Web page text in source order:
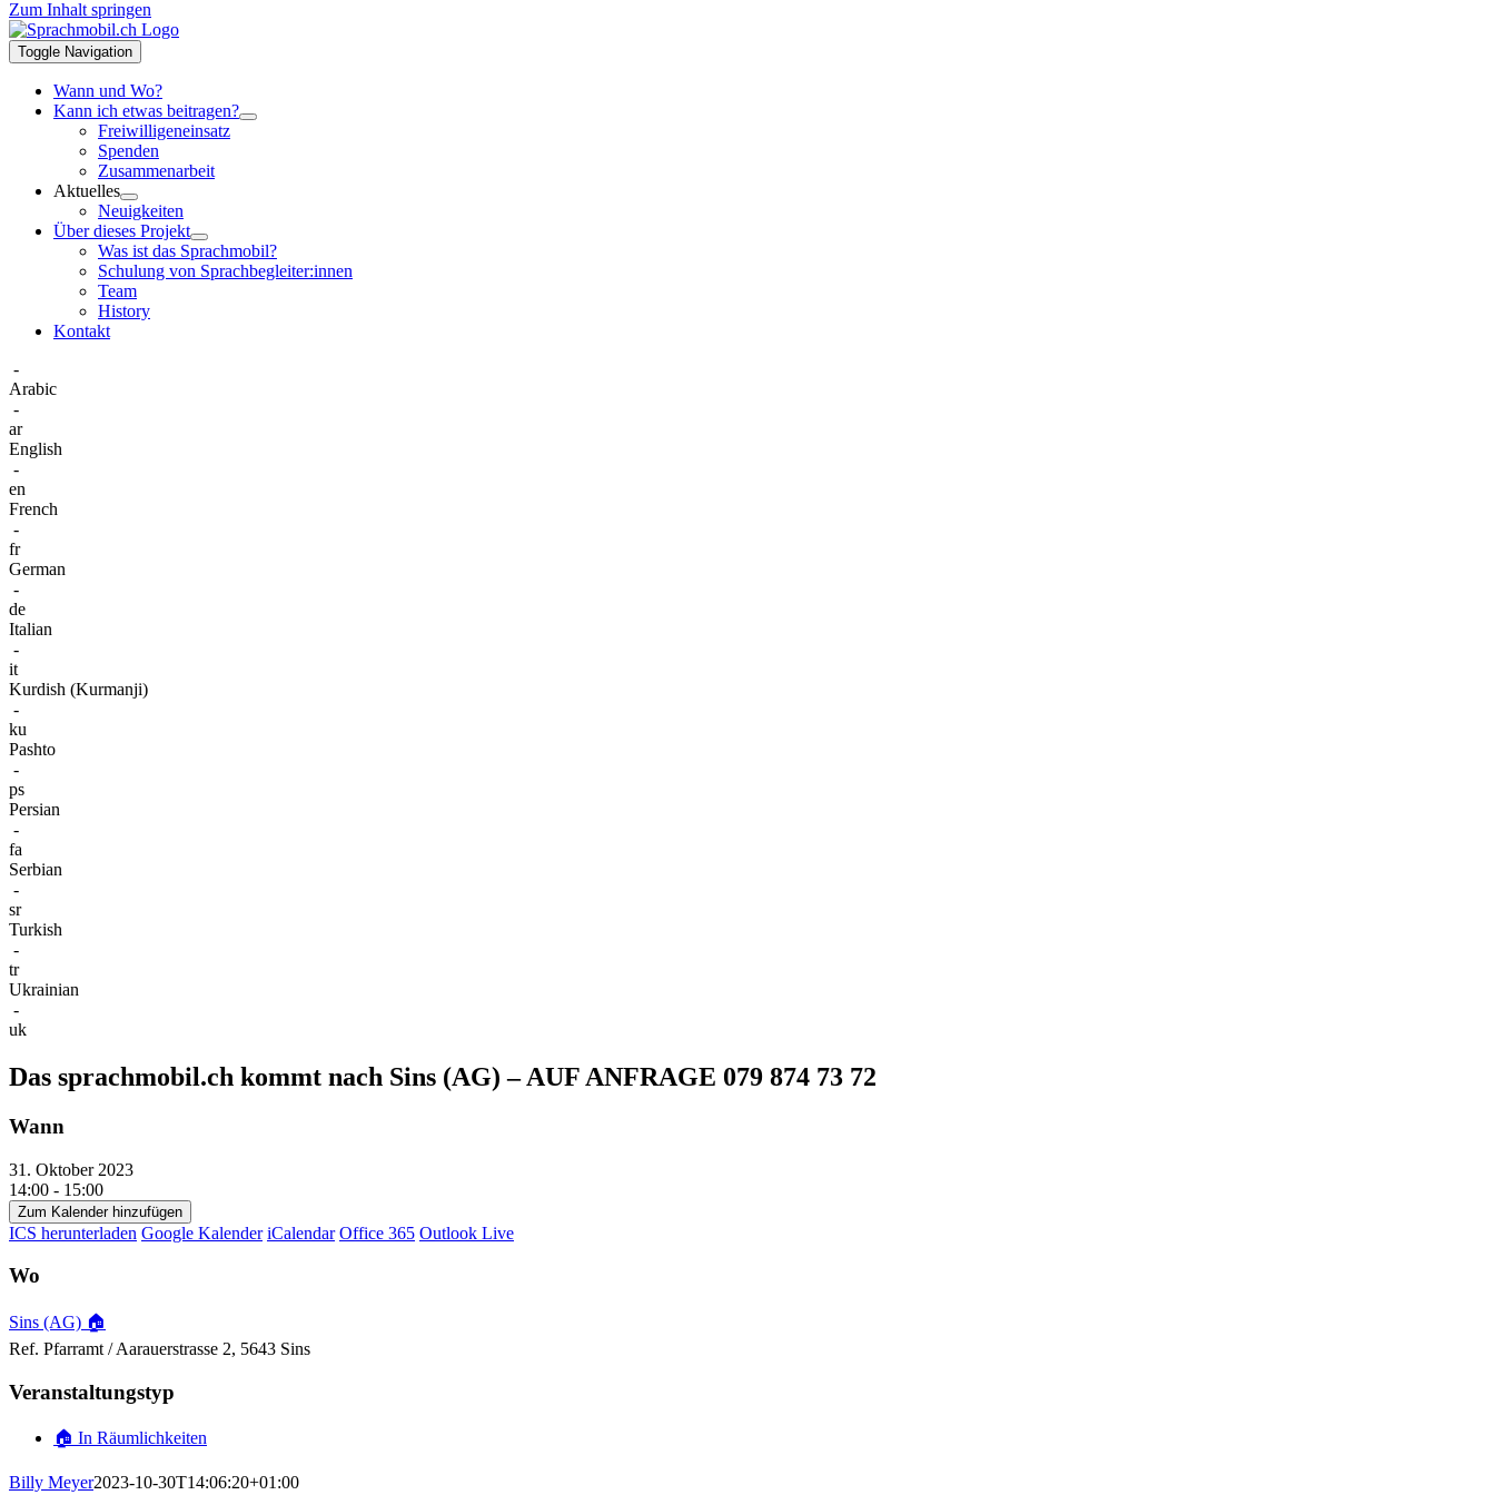
Zum Inhalt springen
Toggle Navigation
Wann und Wo?
Kann ich etwas beitragen?
Freiwilligeneinsatz
Spenden
Zusammenarbeit
Aktuelles
Neuigkeiten
Über dieses Projekt
Was ist das Sprachmobil?
Schulung von Sprachbegleiter:innen
Team
History
Kontakt
-
Arabic
-
ar
English
-
en
French
-
fr
German
-
de
Italian
-
it
Kurdish (Kurmanji)
-
ku
Pashto
-
ps
Persian
-
fa
Serbian
-
sr
Turkish
-
tr
Ukrainian
-
uk
Das sprachmobil.ch kommt nach Sins (AG) – AUF ANFRAGE 079 874 73 72
Wann
31. Oktober 2023
14:00 - 15:00
Zum Kalender hinzufügen
ICS herunterladen Google Kalender iCalendar Office 365 Outlook Live
Wo
Sins (AG) 🏠
Ref. Pfarramt / Aarauerstrasse 2, 5643 Sins
Veranstaltungstyp
🏠 In Räumlichkeiten
Billy Meyer2023-10-30T14:06:20+01:00